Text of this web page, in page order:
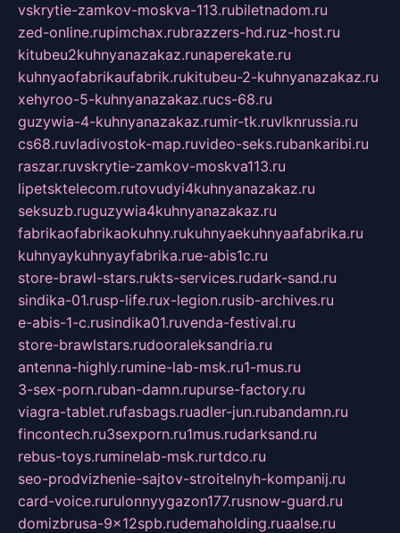
vskrytie-zamkov-moskva-113.rubiletnadom.ru
zed-online.rupimchax.rubrazzers-hd.ruz-host.ru
kitubeu2kuhnyanazakaz.runaperekate.ru
kuhnyaofabrikaufabrik.rukitubeu-2-kuhnyanazakaz.ru
xehyroo-5-kuhnyanazakaz.rucs-68.ru
guzywia-4-kuhnyanazakaz.rumir-tk.ruvlknrussia.ru
cs68.ruvladivostok-map.ruvideo-seks.rubankaribi.ru
raszar.ruvskrytie-zamkov-moskva113.ru
lipetsktelecom.rutovudyi4kuhnyanazakaz.ru
seksuzb.ruguzywia4kuhnyanazakaz.ru
fabrikaofabrikaokuhny.rukuhnyaekuhnyaafabrika.ru
kuhnyaykuhnyayfabrika.rue-abis1c.ru
store-brawl-stars.rukts-services.rudark-sand.ru
sindika-01.rusp-life.rux-legion.rusib-archives.ru
e-abis-1-c.rusindika01.ruvenda-festival.ru
store-brawlstars.rudooraleksandria.ru
antenna-highly.rumine-lab-msk.ru1-mus.ru
3-sex-porn.ruban-damn.rupurse-factory.ru
viagra-tablet.rufasbags.ruadler-jun.rubandamn.ru
fincontech.ru3sexporn.ru1mus.rudarksand.ru
rebus-toys.ruminelab-msk.rurtdco.ru
seo-prodvizhenie-sajtov-stroitelnyh-kompanij.ru
card-voice.rurulonnyygazon177.rusnow-guard.ru
domizbrusa-9x12spb.rudemaholding.ruaalse.ru